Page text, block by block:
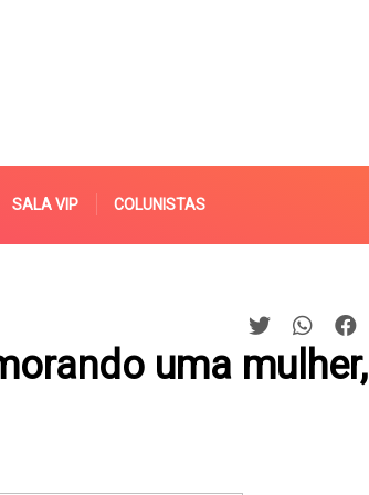
SALA VIP COLUNISTAS
uma mulher,